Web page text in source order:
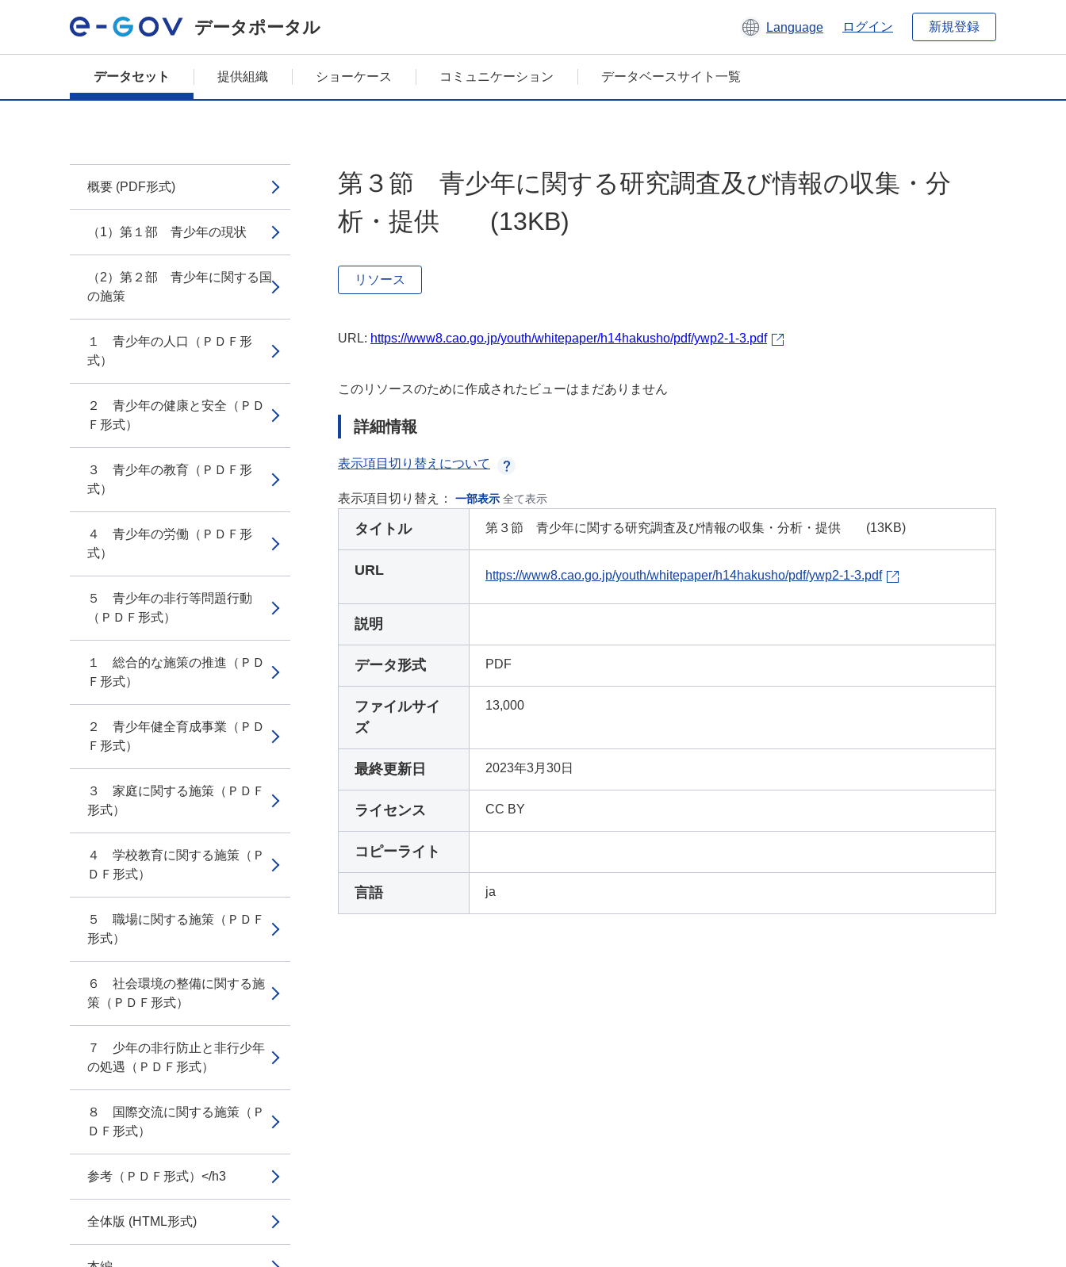
データポータル Language ログイン 新規登録
データセット 提供組織 ショーケース コミュニケーション データベースサイト一覧
概要 (PDF形式)
（1）第１部 青少年の現状
（2）第２部 青少年に関する国
の施策
１ 青少年の人口（ＰＤＦ形
式）
２ 青少年の健康と安全（ＰＤ
Ｆ形式）
３ 青少年の教育（ＰＤＦ形
式）
４ 青少年の労働（ＰＤＦ形
式）
５ 青少年の非行等問題行動
（ＰＤＦ形式）
１ 総合的な施策の推進（ＰＤ
Ｆ形式）
２ 青少年健全育成事業（ＰＤ
Ｆ形式）
３ 家庭に関する施策（ＰＤＦ
形式）
４ 学校教育に関する施策（Ｐ
ＤＦ形式）
５ 職場に関する施策（ＰＤＦ
形式）
６ 社会環境の整備に関する施
策（ＰＤＦ形式）
７ 少年の非行防止と非行少年
の処遇（ＰＤＦ形式）
８ 国際交流に関する施策（Ｐ
ＤＦ形式）
参考（ＰＤＦ形式）</h3
全体版 (HTML形式)
第３節 青少年に関する研究調査及び情報の収集・分
析・提供 (13KB)
リソース
URL: https://www8.cao.go.jp/youth/whitepaper/h14hakusho/pdf/ywp2-1-3.pdf
このリソースのために作成されたビューはまだありません
詳細情報
表示項目切り替えについて
表示項目切り替え： 一部表示 全て表示
タイトル 第３節 青少年に関する研究調査及び情報の収集・分析・提供 (13KB)
URL https://www8.cao.go.jp/youth/whitepaper/h14hakusho/pdf/ywp2-1-3.pdf
説明
データ形式 PDF
ファイルサイ
ズ
13,000
最終更新日 2023年3月30日
ライセンス CC BY
コピーライト
言語 ja